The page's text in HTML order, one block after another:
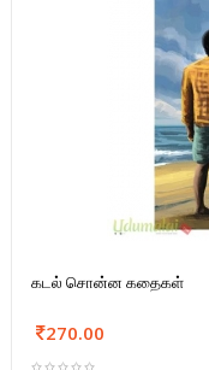
கடல் சொன்ன கதைகள்
270.00